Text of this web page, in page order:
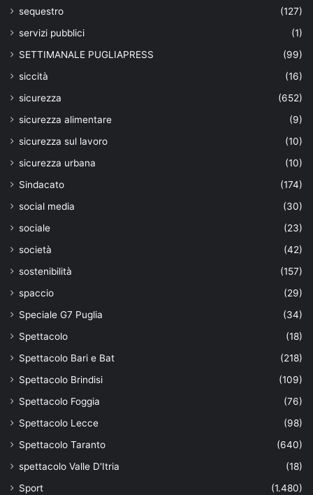
sequestro
(127)
servizi pubblici
(1)
SETTIMANALE PUGLIAPRESS
(99)
siccità
(16)
sicurezza
(652)
sicurezza alimentare
(9)
sicurezza sul lavoro
(10)
sicurezza urbana
(10)
Sindacato
(174)
social media
(30)
sociale
(23)
società
(42)
sostenibilità
(157)
spaccio
(29)
Speciale G7 Puglia
(34)
Spettacolo
(18)
Spettacolo Bari e Bat
(218)
Spettacolo Brindisi
(109)
Spettacolo Foggia
(76)
Spettacolo Lecce
(98)
Spettacolo Taranto
(640)
spettacolo Valle D'Itria
(18)
Sport
(1.480)